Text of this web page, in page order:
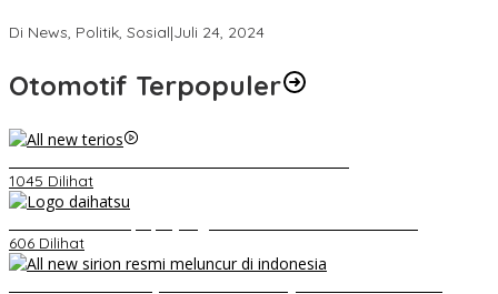
Di News, Politik, Sosial|Juli 24, 2024
Otomotif Terpopuler
1045 Dilihat
606 Dilihat